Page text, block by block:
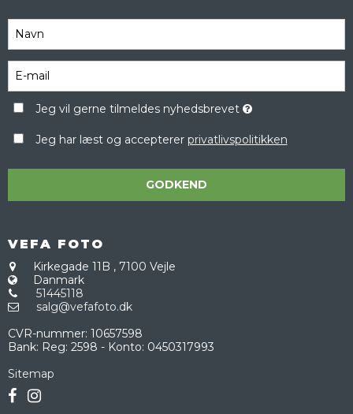
Jeg vil gerne tilmeldes nyhedsbrevet
Jeg har læst og accepterer privatlivspolitikken
GODKEND
VEFA FOTO
Kirkegade 11B , 7100 Vejle
Danmark
51445118
salg@vefafoto.dk
CVR-nummer: 10657598
Bank: Reg: 2598 - Konto: 0450317993
Sitemap